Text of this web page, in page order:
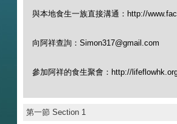
與本地食生一族直接溝通：http://
向阿祥查詢：Simon317@gmail.com
參加阿祥的食生聚會：http://
第一節 Section 1